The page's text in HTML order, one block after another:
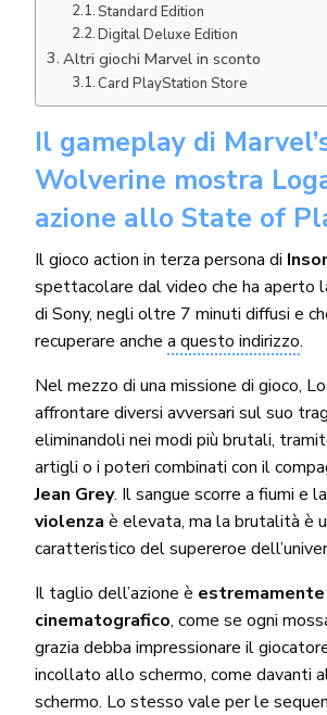
Standard Edition
Digital Deluxe Edition
Altri giochi Marvel in sconto
Card PlayStation Store
Il gameplay di
Wolverine mostra
azione allo State of
Il gioco action in terza persona di
spettacolare dal video che ha aperto
di Sony, negli oltre 7 minuti diffusi e
recuperare anche a questo indirizzo.
Nel mezzo di una missione di gioco,
affrontare diversi avversari sul suo
eliminandoli nei modi più brutali,
artigli o i poteri combinati con il
Jean Grey. Il sangue scorre a fiumi e
violenza è elevata, ma la brutalità è
caratteristico del supereroe
Il taglio dell’azione è estremamente
cinematografico, come se ogni
grazia debba impressionare il
incollato allo schermo, come davanti
schermo. Lo stesso vale per le